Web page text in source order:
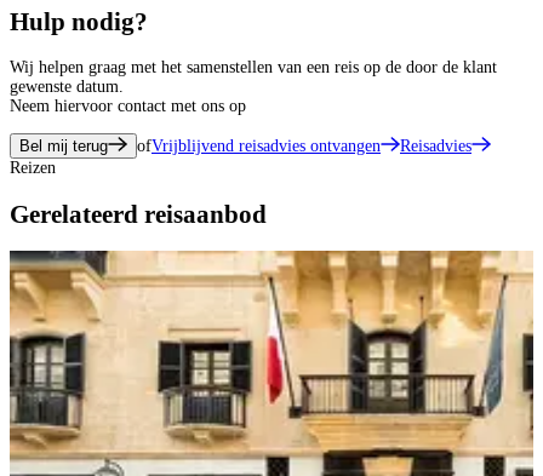
Hulp nodig?
Wij helpen graag met het samenstellen van een reis op de door de klant
gewenste datum.
Neem hiervoor contact met ons op
Bel mij terug ofVrijblijvend reisadvies ontvangen
Reisadvies
Reizen
Gerelateerd reisaanbod